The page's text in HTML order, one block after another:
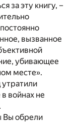
за эту книгу, –
вызванное
убивающее
месте».
войнах не
Вы обрели